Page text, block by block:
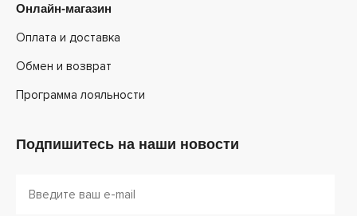
Онлайн-магазин
Оплата и доставка
Обмен и возврат
Программа лояльности
Подпишитесь на наши новости